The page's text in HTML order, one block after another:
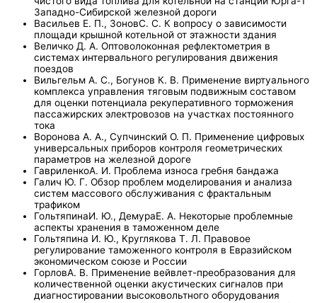
Западно-Сибирской железной дороги
Васильев Е. П., ЗоновС. С. К вопросу о зависимости
площади крышной котельной от этажности здания
Величко Д. А. Оптоволоконная рефлектометрия в
системах интервального регулирования движения
поездов
Вильгельм А. С., Богунов К. В. Применение виртуального
комплекса управления тяговым подвижным составом
для оценки потенциала рекуперативного торможения
пассажирских электровозов на участках постоянного
тока
Воронова А. А., Супчинский О. П. Применение цифровых
универсальных приборов контроля геометрических
параметров на железной дороге
ГавриленкоА. И. Проблема износа гребня бандажа
Галич Ю. Г. Обзор проблем моделирования и анализа
систем массового обслуживания с фрактальным
трафиком
ГольтяпинаИ. Ю., ДемураЕ. А. Некоторые проблемные
аспекты хранения в таможенном деле
Гольтяпина И. Ю., Круглякова Т. Л. Правовое
регулирование таможенного контроля в Евразийском
экономическом союзе и России
ГорловА. В. Применение вейвлет-преобразования для
количественной оценки акустических сигналов при
диагностировании высоковольтного оборудования